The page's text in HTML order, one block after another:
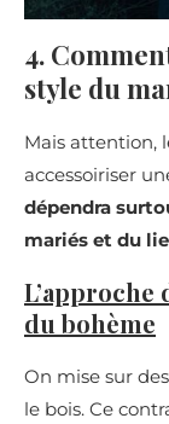
4.
style du
Mais attention,
accessoiriser
dépendra
mariés et du
du bohème
On mise sur
le bois. Ce